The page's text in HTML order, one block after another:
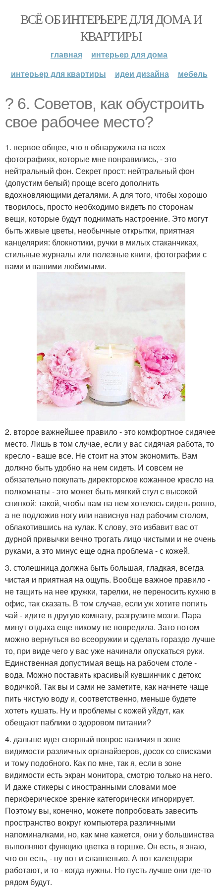
ВСЁ ОБ ИНТЕРЬЕРЕ ДЛЯ ДОМА И
КВАРТИРЫ
главная
интерьер для дома
интерьер для квартиры
идеи дизайна мебель
? 6. Советов, как обустроить
свое рабочее место?
1. первое общее, что я обнаружила на всех
фотографиях, которые мне понравились, - это
нейтральный фон. Секрет прост: нейтральный фон
(допустим белый) проще всего дополнить
вдохновляющими деталями. А для того, чтобы хорошо
творилось, просто необходимо видеть по сторонам
вещи, которые будут поднимать настроение. Это могут
быть живые цветы, необычные открытки, приятная
канцелярия: блокнотики, ручки в милых стаканчиках,
стильные журналы или полезные книги, фотографии с
вами и вашими любимыми.
2. второе важнейшее правило - это комфортное сидячее
место. Лишь в том случае, если у вас сидячая работа, то
кресло - ваше все. Не стоит на этом экономить. Вам
должно быть удобно на нем сидеть. И совсем не
обязательно покупать директорское кожанное кресло на
полкомнаты - это может быть мягкий стул с высокой
спинкой: такой, чтобы вам на нем хотелось сидеть ровно,
а не подложив ногу или нависнув над рабочим столом,
облакотившись на кулак. К слову, это избавит вас от
дурной привычки вечно трогать лицо чистыми и не очень
руками, а это минус еще одна проблема - с кожей.
3. столешница должна быть большая, гладкая, всегда
чистая и приятная на ощупь. Вообще важное правило -
не тащить на нее кружки, тарелки, не переносить кухню в
офис, так сказать. В том случае, если уж хотите попить
чай - идите в другую комнату, разгрузите мозги. Пара
минут отдыха еще никому не повредила. Зато потом
можно вернуться во всеоружии и сделать гораздо лучше
то, при виде чего у вас уже начинали опускаться руки.
Единственная допустимая вещь на рабочем столе -
вода. Можно поставить красивый кувшинчик с детокс
водичкой. Так вы и сами не заметите, как начнете чаще
пить чистую воду и, соответственно, меньше будете
хотеть кушать. Ну и проблемы с кожей уйдут, как
обещают паблики о здоровом питании?
4. дальше идет спорный вопрос наличия в зоне
видимости различных органайзеров, досок со списками
и тому подобного. Как по мне, так я, если в зоне
видимости есть экран монитора, смотрю только на него.
И даже стикеры с иностранными словами мое
периферическое зрение категорически игнорирует.
Поэтому вы, конечно, можете попробовать завесить
пространство вокруг компьютера различными
напоминалками, но, как мне кажется, они у большинства
выполняют функцию цветка в горшке. Он есть, я знаю,
что он есть, - ну вот и славненько. А вот календари
работают, и то - когда нужны. Но пусть лучше они где-то
рядом будут.